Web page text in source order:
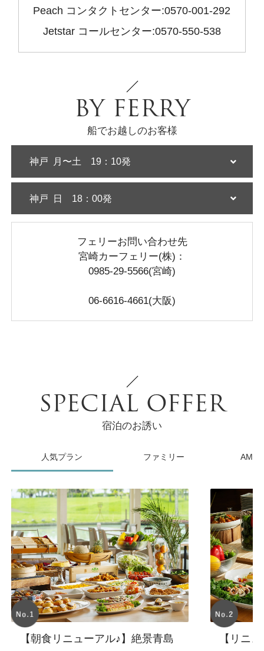
Peach コンタクトセンター:0570-001-292
Jetstar コールセンター:0570-550-538
BY FERRY
船でお越しのお客様
神戸 月〜土 19：10発
神戸 日 18：00発
フェリーお問い合わせ先
宮崎カーフェリー(株)：
0985-29-5566(宮崎)
06-6616-4661(大阪)
SPECIAL OFFER
宿泊のお誘い
人気プラン ファミリー AMC
【朝食リニューアル♪】絶景青島
【リニ